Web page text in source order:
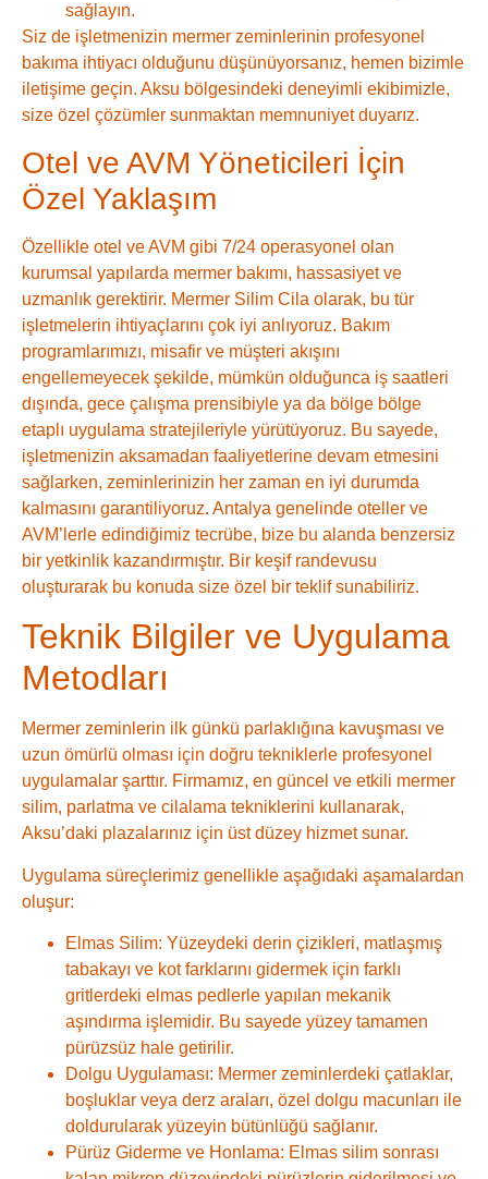
sağlayın.
Siz de işletmenizin mermer zeminlerinin profesyonel
bakıma ihtiyacı olduğunu düşünüyorsanız, hemen bizimle
iletişime geçin. Aksu bölgesindeki deneyimli ekibimizle,
size özel çözümler sunmaktan memnuniyet duyarız.
Otel ve AVM Yöneticileri İçin
Özel Yaklaşım
Özellikle otel ve AVM gibi 7/24 operasyonel olan
kurumsal yapılarda mermer bakımı, hassasiyet ve
uzmanlık gerektirir. Mermer Silim Cila olarak, bu tür
işletmelerin ihtiyaçlarını çok iyi anlıyoruz. Bakım
programlarımızı, misafir ve müşteri akışını
engellemeyecek şekilde, mümkün olduğunca iş saatleri
dışında, gece çalışma prensibiyle ya da bölge bölge
etaplı uygulama stratejileriyle yürütüyoruz. Bu sayede,
işletmenizin aksamadan faaliyetlerine devam etmesini
sağlarken, zeminlerinizin her zaman en iyi durumda
kalmasını garantiliyoruz. Antalya genelinde oteller ve
AVM’lerle edindiğimiz tecrübe, bize bu alanda benzersiz
bir yetkinlik kazandırmıştır. Bir keşif randevusu
oluşturarak bu konuda size özel bir teklif sunabiliriz.
Teknik Bilgiler ve Uygulama
Metodları
Mermer zeminlerin ilk günkü parlaklığına kavuşması ve
uzun ömürlü olması için doğru tekniklerle profesyonel
uygulamalar şarttır. Firmamız, en güncel ve etkili mermer
silim, parlatma ve cilalama tekniklerini kullanarak,
Aksu’daki plazalarınız için üst düzey hizmet sunar.
Uygulama süreçlerimiz genellikle aşağıdaki aşamalardan
oluşur:
Elmas Silim: Yüzeydeki derin çizikleri, matlaşmış
tabakayı ve kot farklarını gidermek için farklı
gritlerdeki elmas pedlerle yapılan mekanik
aşındırma işlemidir. Bu sayede yüzey tamamen
pürüzsüz hale getirilir.
Dolgu Uygulaması: Mermer zeminlerdeki çatlaklar,
boşluklar veya derz araları, özel dolgu macunları ile
doldurularak yüzeyin bütünlüğü sağlanır.
Pürüz Giderme ve Honlama: Elmas silim sonrası